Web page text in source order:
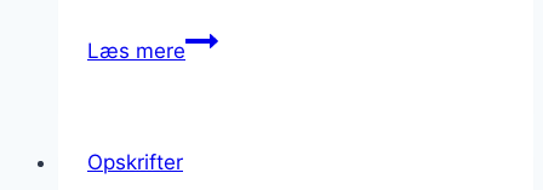
Læs mereBønnesalat
Opskrifter